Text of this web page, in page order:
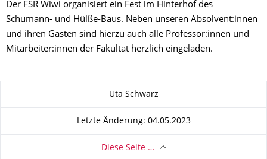
Der FSR Wiwi organisiert ein Fest im Hinterhof des
Schumann- und Hülße-Baus. Neben unseren Absolvent:innen
und ihren Gästen sind hierzu auch alle Professor:innen und
Mitarbeiter:innen der Fakultät herzlich eingeladen.
Uta Schwarz
Letzte Änderung: 04.05.2023
Diese Seite …